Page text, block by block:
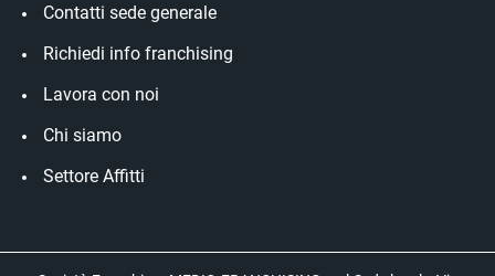
Contatti sede generale
Richiedi info franchising
Lavora con noi
Chi siamo
Settore Affitti